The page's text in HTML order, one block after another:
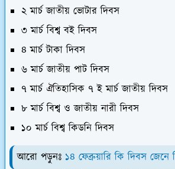
২ মার্চ জাতীয় ভোটার দিবস
৩ মার্চ বিশ্ব বই দিবস
৪ মার্চ টাকা দিবস
৬ মার্চ জাতীয় পাট দিবস
৭ মার্চ ঐতিহাসিক ৭ ই মার্চ জাতীয় দিবস
৮ মার্চ বিশ্ব ও জাতীয় নারী দিবস
১০ মার্চ বিশ্ব কিডনি দিবস
আরো পড়ুনঃ ১৪ ফেব্রুয়ারি কি দিবস জেনে